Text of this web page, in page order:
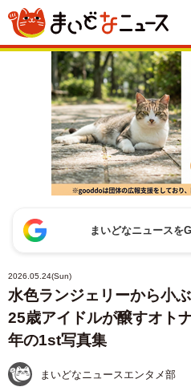
まいどなニュースを
2026.05.24(Sun)
水色ランジェリーから小
25歳アイドルが醸すオト
年の1st写真集
まいどなニュースエンタメ部